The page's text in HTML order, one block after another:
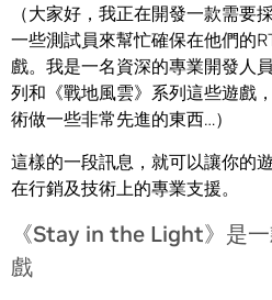
（大家好，我正在開發一款需要
一些測試員來幫忙確保在他們的
戲。我是一名資深的專業開發人
列和《戰地風雲》系列這些遊戲
術做一些非常先進的東西…）
這樣的一段訊息，就可以讓你的
在行銷及技術上的專業支援。
《Stay in the Light》是
戲